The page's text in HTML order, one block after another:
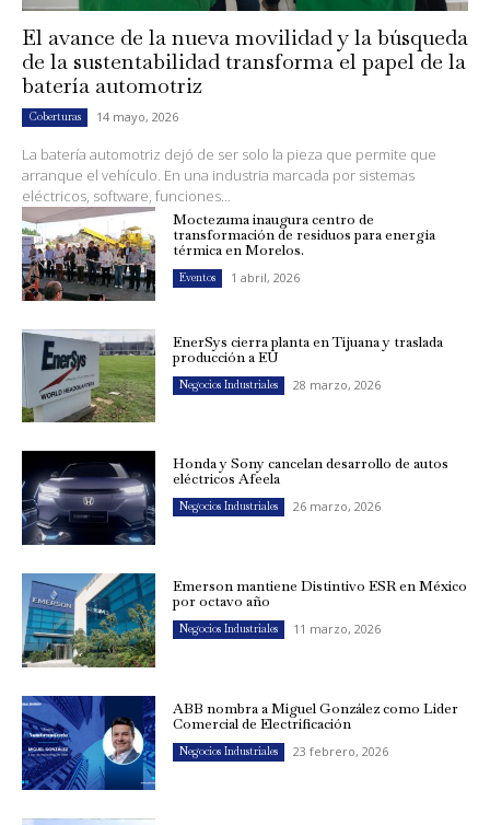
El avance de la nueva movilidad y la búsqueda
de la sustentabilidad transforma el papel de la
batería automotriz
Coberturas 14 mayo, 2026
La batería automotriz dejó de ser solo la pieza que permite que
arranque el vehículo. En una industria marcada por sistemas
eléctricos, software, funciones...
Moctezuma inaugura centro de
transformación de residuos para energía
térmica en Morelos.
Eventos 1 abril, 2026
EnerSys cierra planta en Tijuana y traslada
producción a EU
Negocios Industriales 28 marzo, 2026
Honda y Sony cancelan desarrollo de autos
eléctricos Afeela
Negocios Industriales 26 marzo, 2026
Emerson mantiene Distintivo ESR en México
por octavo año
Negocios Industriales 11 marzo, 2026
ABB nombra a Miguel González como Líder
Comercial de Electrificación
Negocios Industriales 23 febrero, 2026